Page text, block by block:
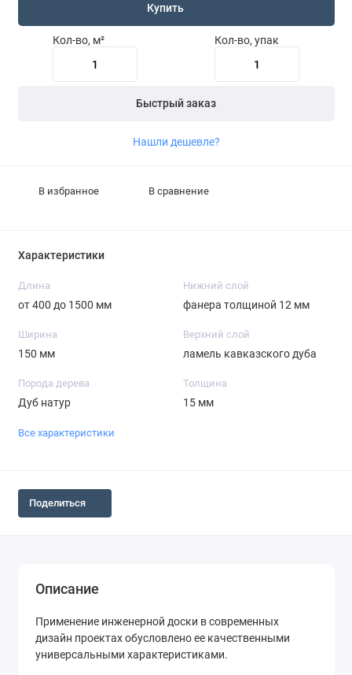
Купить
Кол-во, м² Кол-во, упак
Быстрый заказ
Нашли дешевле?
В избранное В сравнение
Характеристики
Длина
от 400 до 1500 мм
Нижний слой
фанера толщиной 12 мм
Ширина
150 мм
Верхний слой
ламель кавказского дуба
Порода дерева
Дуб натур
Толщина
15 мм
Все характеристики
Поделиться
Описание
Применение инженерной доски в современных
дизайн проектах обусловлено ее качественными
универсальными характеристиками.